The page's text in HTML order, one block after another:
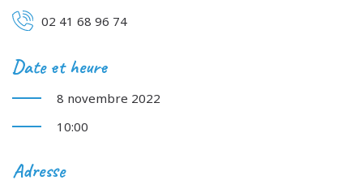
02 41 68 96 74
Date et heure
8 novembre 2022
10:00
Adresse